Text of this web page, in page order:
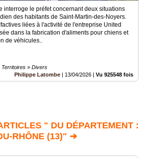
interroge le préfet concernant deux situations
des habitants de Saint-Martin-des-Noyers.
liées à l'activité de l'entreprise United
dans la fabrication d'aliments pour chiens et
de véhicules..
Territoires » Divers
Philippe Latombe
13/04/2026 Vu 925548 fois
" DU DÉPARTEMENT :
RHÔNE (13)" ➔